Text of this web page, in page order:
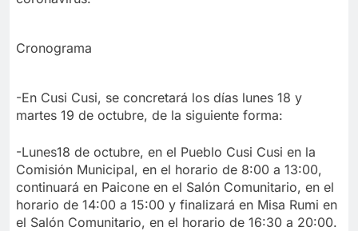
Cronograma
-En Cusi Cusi, se concretará los días lunes 18 y
martes 19 de octubre, de la siguiente forma:
-Lunes18 de octubre, en el Pueblo Cusi Cusi en la
Comisión Municipal, en el horario de 8:00 a 13:00,
continuará en Paicone en el Salón Comunitario, en el
horario de 14:00 a 15:00 y finalizará en Misa Rumi en
el Salón Comunitario, en el horario de 16:30 a 20:00.